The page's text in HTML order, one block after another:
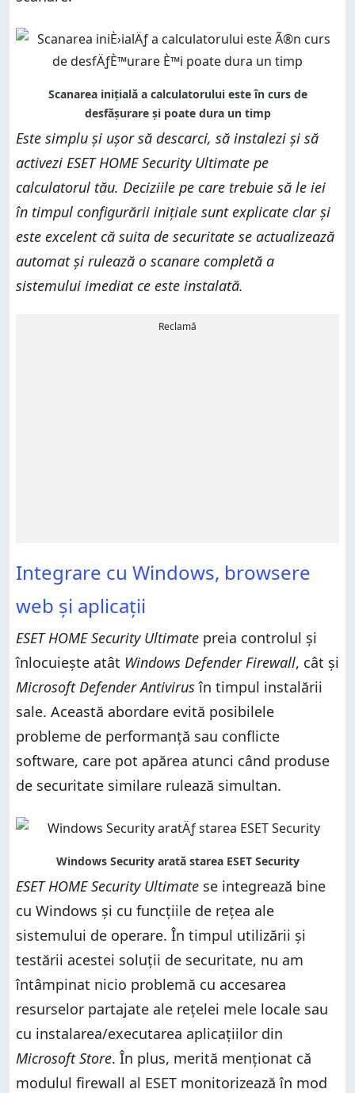
Este simplu și ușor să descarci, să instalezi și să
activezi ESET HOME Security Ultimate pe
calculatorul tău. Deciziile pe care trebuie să le iei
în timpul configurării inițiale sunt explicate clar și
este excelent că suita de securitate se actualizează
automat și rulează o scanare completă a
sistemului imediat ce este instalată.
Reclamă
Integrare cu Windows, browsere
web și aplicații
ESET HOME Security Ultimate preia controlul și
înlocuiește atât Windows Defender Firewall, cât și
Microsoft Defender Antivirusîn timpul instalării
sale. Această abordare evită posibilele
probleme de performanță sau conflicte
software, care pot apărea atunci când produse
de securitate similare rulează simultan.
ESET HOME Security Ultimate se integrează bine
cu Windows și cu funcțiile de rețea ale
sistemului de operare. În timpul utilizării și
testării acestei soluții de securitate, nu am
întâmpinat nicio problemă cu accesarea
resurselor partajate ale rețelei mele locale sau
cu instalarea/executarea aplicațiilor din
Microsoft Store. În plus, merită menționat că
modulul firewall al ESET monitorizează în mod